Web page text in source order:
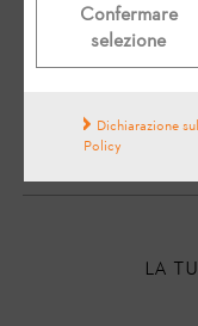
Windows o
Microsoft
Chrome,
La
Confermare
selezione
Dichiarazione
Policy